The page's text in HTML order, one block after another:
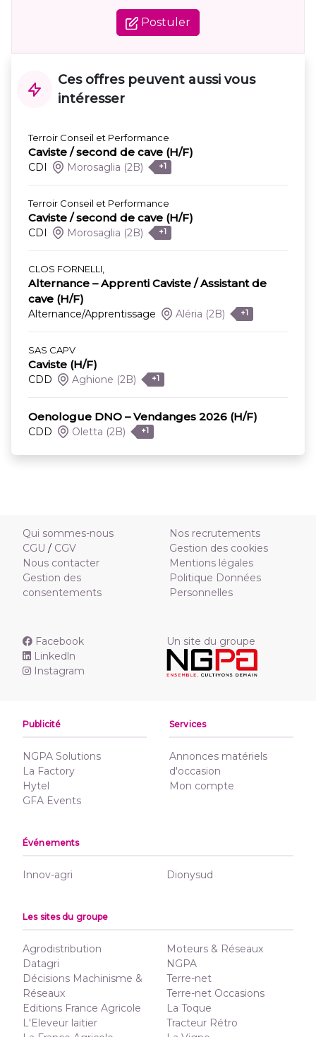
Postuler
Ces offres peuvent aussi vous
intéresser
Terroir Conseil et Performance
Caviste / second de cave (H/F)
CDI Morosaglia (2B) +1
Terroir Conseil et Performance
Caviste / second de cave (H/F)
CDI Morosaglia (2B) +1
CLOS FORNELLI,
Alternance – Apprenti Caviste / Assistant de
cave (H/F)
Alternance/Apprentissage Aléria (2B) +1
SAS CAPV
Caviste (H/F)
CDD Aghione (2B) +1
Oenologue DNO – Vendanges 2026 (H/F)
CDD Oletta (2B) +1
Qui sommes-nous
CGU / CGV
Nous contacter
Gestion des
consentements
Nos recrutements
Gestion des cookies
Mentions légales
Politique Données
Personnelles
Facebook
Linkedln
Instagram
Un site du groupe
Publicité
NGPA Solutions
La Factory
Hytel
GFA Events
Services
Annonces matériels
d'occasion
Mon compte
Événements
Innov-agri Dionysud
Les sites du groupe
Agrodistribution
Datagri
Décisions Machinisme &
Réseaux
Editions France Agricole
L'Eleveur laitier
Moteurs & Réseaux
NGPA
Terre-net
Terre-net Occasions
La Toque
Tracteur Rétro